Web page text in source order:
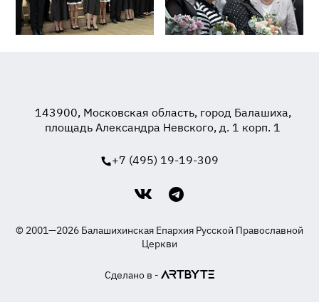
143900, Московская область, город Балашиха,
площадь Александра Невского, д. 1 корп. 1
+7 (495) 19-19-309
© 2001—2026 Балашихинская Епархия Русской Православной
Церкви
Сделано в -